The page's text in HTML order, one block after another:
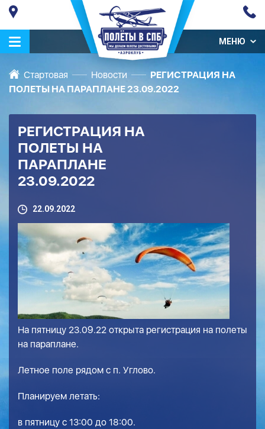
МЕНЮ
Стартовая Новости
РЕГИСТРАЦИЯ НА
ПОЛЕТЫ НА ПАРАПЛАНЕ 23.09.2022
РЕГИСТРАЦИЯ НА
ПОЛЕТЫ НА
ПАРАПЛАНЕ
23.09.2022
22.09.2022
На пятницу 23.09.22 открыта регистрация на полеты
на параплане.
Летное поле рядом с п. Углово.
Планируем летать:
в пятницу с 13:00 до 18:00.